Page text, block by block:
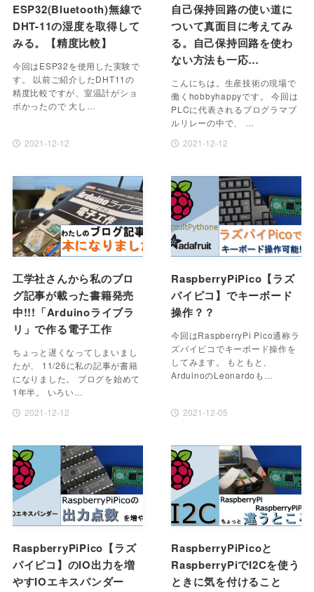
ESP32(Bluetooth)無線で
DHT-11の湿度を取得して
みる。【精度比較】
今回はESP32を使用した実験で
す。 以前ご紹介したDHT11の
精度比較ですが、室温計がショ
ボかったので 大し…
2021-12-12
自己保持回路の使い道に
ついて真面目に考えてみ
る。自己保持回路を使わ
ない方法も一応…
こんにちは。生産技術の現場で
働くhobbyhappyです。 今回は
PLCに代表されるプログラマブ
ルリレーの中で、 …
2021-12-12
工学社さんから私のブロ
グ記事が載った書籍発売
中!!!「Arduinoライブラ
リ」で作る電子工作
ちょっと遅くなってしまいまし
たが、 11/26に私の記事が書籍
になりました。 ブログを始めて
1年半。 いろい…
2021-12-12
RaspberryPiPico【ラズ
パイピコ】でキーボード
操作？？
今回はRaspberryPi Pico通称ラ
ズパイピコでキーボード操作を
してみます。 もともと、
ArduinoのLeonardoも…
2021-12-05
RaspberryPiPico【ラズ
パイピコ】のIO出力を増
やすIOエキスパンダー
RaspberryPiPicoと
RaspberryPiでI2Cを使う
ときに気を付けること